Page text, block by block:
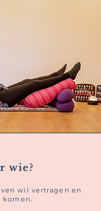
wie?
wil vertragen en